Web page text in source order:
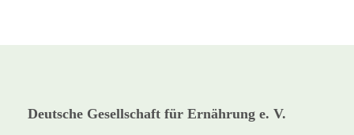
Deutsche Gesellschaft für Ernährung e. V.